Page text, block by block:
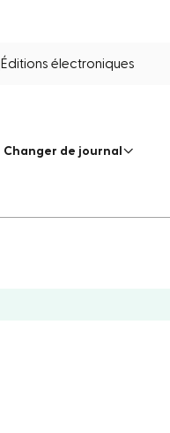
Éditions électroniques
Changer de journal